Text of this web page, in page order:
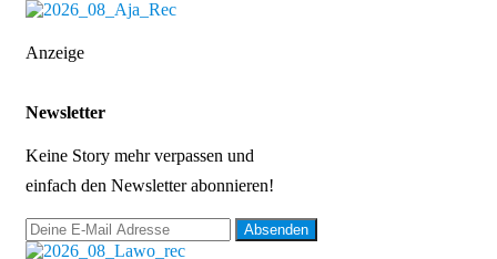
Anzeige
Newsletter
Keine Story mehr verpassen und
einfach den Newsletter abonnieren!